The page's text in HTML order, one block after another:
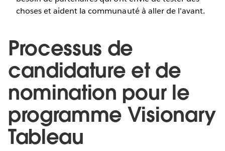
choses et aident la communauté à aller de l'avant.
Processus de
candidature et de
nomination pour le
programme Visionary
Tableau